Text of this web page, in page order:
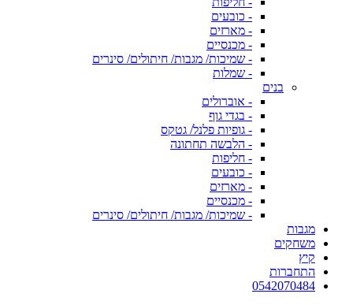
- כובעים
- מארזים
- מכנסיים
- שמיכות/ מגבות/ חיתולים/ סינרים
- שמלות
בנים
- אוברולים
- בגדי גוף
- גופיות פלנל/ גטקס
- הלבשה תחתונה
- חליפות
- כובעים
- מארזים
- מכנסיים
- שמיכות/ מגבות/ חיתולים/ סינרים
מגבות
משחקים
קיץ
התחברות
0542070484